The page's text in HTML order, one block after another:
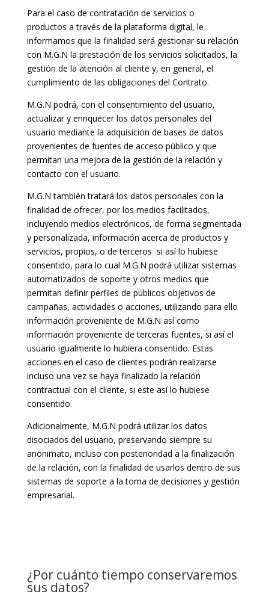
Para el caso de contratación de servicios o
productos a través de la plataforma digital, le
informamos que la finalidad será gestionar su relación
con M.G.N la prestación de los servicios solicitados, la
gestión de la atención al cliente y, en general, el
cumplimiento de las obligaciones del Contrato.
M.G.N podrá, con el consentimiento del usuario,
actualizar y enriquecer los datos personales del
usuario mediante la adquisición de bases de datos
provenientes de fuentes de acceso público y que
permitan una mejora de la gestión de la relación y
contacto con el usuario.
M.G.N también tratará los datos personales con la
finalidad de ofrecer, por los medios facilitados,
incluyendo medios electrónicos, de forma segmentada
y personalizada, información acerca de productos y
servicios, propios, o de terceros si así lo hubiese
consentido, para lo cual M.G.N podrá utilizar sistemas
automatizados de soporte y otros medios que
permitan definir perfiles de públicos objetivos de
campañas, actividades o acciones, utilizando para ello
información proveniente de M.G.N así como
información proveniente de terceras fuentes, si así el
usuario igualmente lo hubiera consentido. Estas
acciones en el caso de clientes podrán realizarse
incluso una vez se haya finalizado la relación
contractual con el cliente, si este así lo hubiese
consentido.
Adicionalmente, M.G.N podrá utilizar los datos
disociados del usuario, preservando siempre su
anonimato, incluso con posterioridad a la finalización
de la relación, con la finalidad de usarlos dentro de sus
sistemas de soporte a la toma de decisiones y gestión
empresarial.
¿Por cuánto tiempo conservaremos
sus datos?